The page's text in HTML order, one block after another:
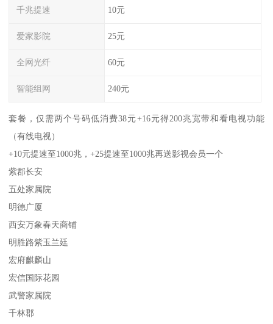
千兆提速 10元
爱家影院 25元
全网光纤 60元
智能组网 240元
套餐，仅需两个号码低消费38元+16元得200兆宽带和看电视功能
（有线电视）
+10元提速至1000兆，+25提速至1000兆再送影视会员一个
紫郡长安
五处家属院
明德广厦
西安万象春天商铺
明胜路紫玉兰廷
宏府麒麟山
宏信国际花园
武警家属院
千林郡